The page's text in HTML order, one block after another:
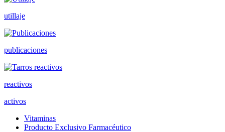
utillaje
publicaciones
reactivos
activos
Vitaminas
Producto Exclusivo Farmacéutico